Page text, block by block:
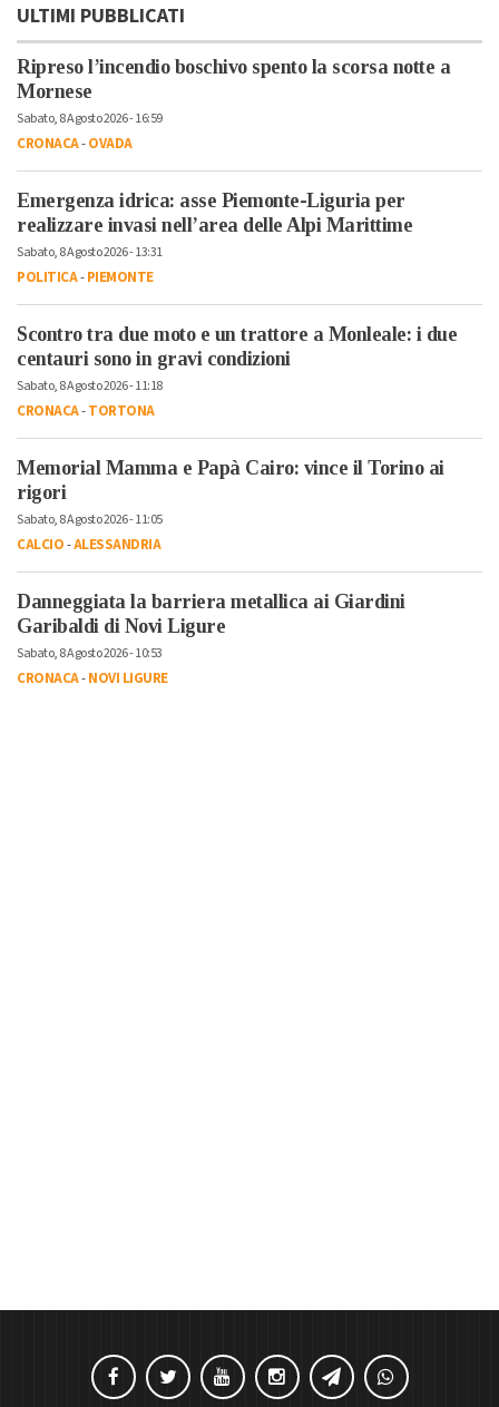
ULTIMI PUBBLICATI
Ripreso l’incendio boschivo spento la scorsa notte a
Mornese
Sabato, 8 Agosto 2026 - 16:59
CRONACA-OVADA
Emergenza idrica: asse Piemonte-Liguria per
realizzare invasi nell’area delle Alpi Marittime
Sabato, 8 Agosto 2026 - 13:31
POLITICA-PIEMONTE
Scontro tra due moto e un trattore a Monleale: i due
centauri sono in gravi condizioni
Sabato, 8 Agosto 2026 - 11:18
CRONACA-TORTONA
Memorial Mamma e Papà Cairo: vince il Torino ai
rigori
Sabato, 8 Agosto 2026 - 11:05
CALCIO-ALESSANDRIA
Danneggiata la barriera metallica ai Giardini
Garibaldi di Novi Ligure
Sabato, 8 Agosto 2026 - 10:53
CRONACA-NOVI LIGURE